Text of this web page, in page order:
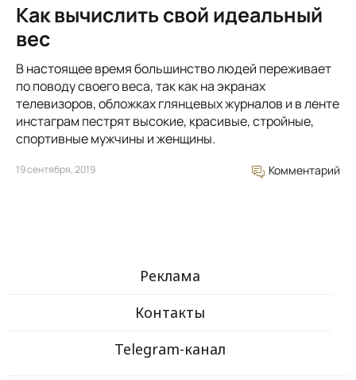
Как вычислить свой идеальный
вес
В настоящее время большинство людей переживает
по поводу своего веса, так как на экранах
телевизоров, обложках глянцевых журналов и в ленте
инстаграм пестрят высокие, красивые, стройные,
спортивные мужчины и женщины.
19 сентября, 2019 Комментарий
Реклама
Контакты
Telegram-канал